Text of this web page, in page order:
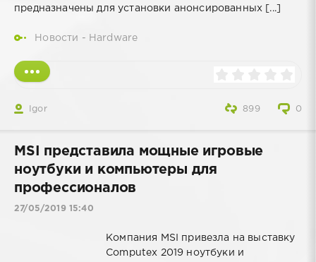
предназначены для установки анонсированных [...]
Новости - Hardware
Igor 0
899
MSI представила мощные игровые
ноутбуки и компьютеры для
профессионалов
27/05/2019 15:40
Компания MSI привезла на выставку
Computex 2019 ноутбуки и